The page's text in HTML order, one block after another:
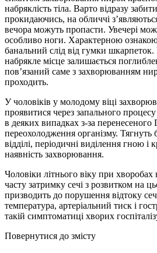
набряклість тіла. Варто відразу
прокидаючись, на обличчі
вечора можуть пропасти. Увечері
особливо ноги. Характерною ознакою
банальний слід від гумки
набрякле місце залишається
пов’язаний саме з захворюванням
проходить.
У чоловіків у молодому віці
проявитися через запального
в деяких випадках з-за перенесеного
переохолодження організму. Тягнуть
відділі, періодичні виділення гною і
наявність захворювання.
Чоловіки літнього віку при
часту затримку сечі з розвитком на
призводить до порушення відтоку
температура, артеріальний тиск і
такій симптоматиці хворих
Повернутися до змісту